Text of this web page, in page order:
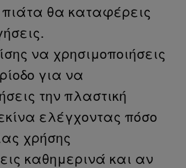
πιάτα θα καταφέρεις
να χρησιμοποιήσεις
για να
την πλαστική
ελέγχοντας πόσο
χρήσης
καθημερινά και αν